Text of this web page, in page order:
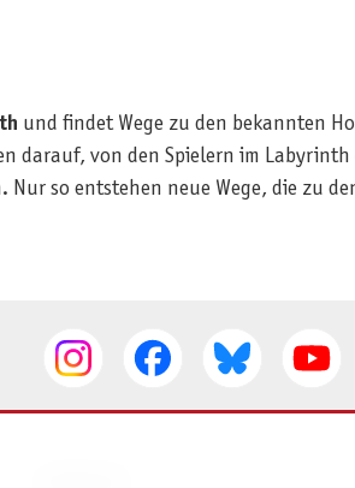
und findet Wege zu den bekannten
darauf, von den Spielern im
so entstehen neue Wege, die zu